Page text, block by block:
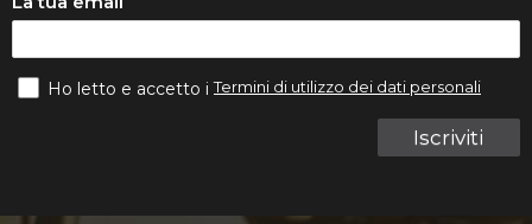
Iscriviti
Ho letto e accetto iTermini di utilizzo dei dati personali